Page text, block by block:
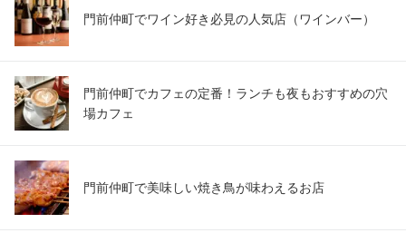
門前仲町でワイン好き必見の人気店（ワインバー）
門前仲町でカフェの定番！ランチも夜もおすすめの穴
場カフェ
門前仲町で美味しい焼き鳥が味わえるお店